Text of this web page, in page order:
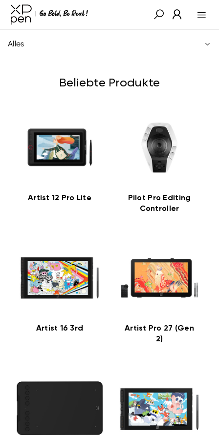
Alles
Beliebte Produkte
Artist 12 Pro Lite
Pilot Pro Editing
Controller
Artist 16 3rd
Artist Pro 27 (Gen
2)